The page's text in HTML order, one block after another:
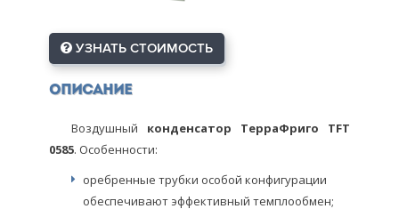
УЗНАТЬ СТОИМОСТЬ
Описание
Воздушный конденсатор ТерраФриго TFT
0585. Особенности:
оребренные трубки особой конфигурации
обеспечивают эффективный темплообмен;